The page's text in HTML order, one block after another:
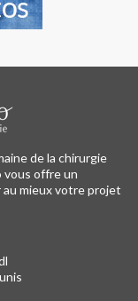
de la chirurgie
vous offre un
mieux votre projet